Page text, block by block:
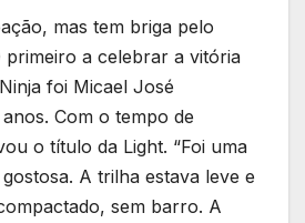
mas tem briga pelo
primeiro a celebrar a vitória
foi Micael José
Com o tempo de
o título da Light. “Foi uma
A trilha estava leve e
sem barro. A